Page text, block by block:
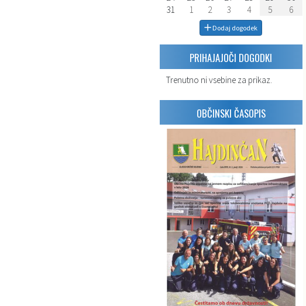
31
1 2 3 4 5 6
Dodaj dogodek
PRIHAJAJOČI DOGODKI
Trenutno ni vsebine za prikaz.
OBČINSKI ČASOPIS